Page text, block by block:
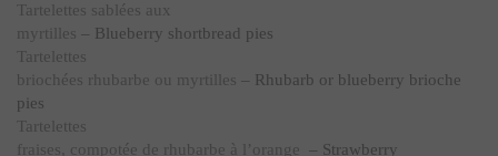
Tartelettes sablées aux
myrtilles – Blueberry shortbread pies
Tartelettes
briochées rhubarbe ou myrtilles – Rhubarb or blueberry brioche
pies
Tartelettes
fraises, compotée de rhubarbe à l’orange – Strawberry